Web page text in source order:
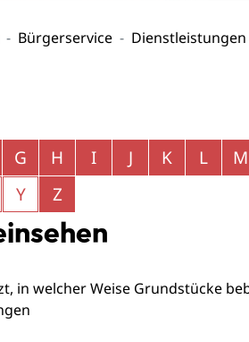
Bürgerservice Dienstleistungen
G H I J K L M
Y Z
in welcher Weise Grundstücke